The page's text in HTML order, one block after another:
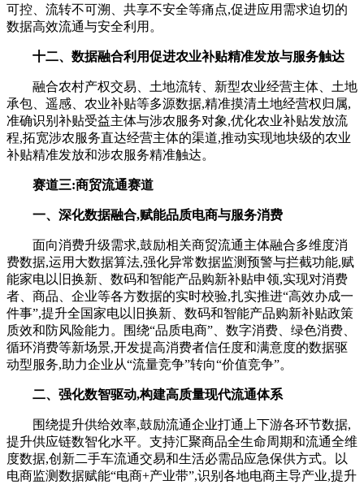
可控、流转不可溯、共享不安全等痛点,促进应用需求迫切的
数据高效流通与安全利用。
十二、数据融合利用促进农业补贴精准发放与服务触达
融合农村产权交易、土地流转、新型农业经营主体、土地
承包、遥感、农业补贴等多源数据,精准摸清土地经营权归属,
准确识别补贴受益主体与涉农服务对象,优化农业补贴发放流
程,拓宽涉农服务直达经营主体的渠道,推动实现地块级的农业
补贴精准发放和涉农服务精准触达。
赛道三:商贸流通赛道
一、深化数据融合,赋能品质电商与服务消费
面向消费升级需求,鼓励相关商贸流通主体融合多维度消
费数据,运用大数据算法,强化异常数据监测预警与拦截功能,赋
能家电以旧换新、数码和智能产品购新补贴申领,实现对消费
者、商品、企业等各方数据的实时校验,扎实推进“高效办成一
件事”,提升全国家电以旧换新、数码和智能产品购新补贴政策
质效和防风险能力。围绕“品质电商”、数字消费、绿色消费、
循环消费等新场景,开发提高消费者信任度和满意度的数据驱
动型服务,助力企业从“流量竞争”转向“价值竞争”。
二、强化数智驱动,构建高质量现代流通体系
围绕提升供给效率,鼓励流通企业打通上下游各环节数据,
提升供应链数智化水平。支持汇聚商品全生命周期和流通全维
度数据,创新二手车流通交易和生活必需品应急保供方式。以
电商监测数据赋能“电商+产业带”,识别各地电商主导产业,提升